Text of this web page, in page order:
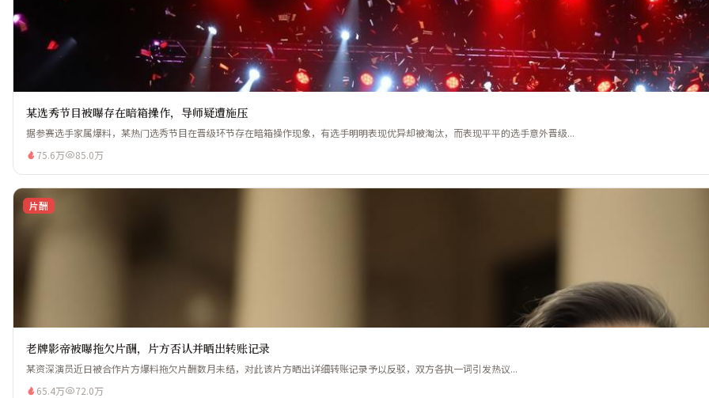
某选秀节目被曝存在暗箱操作，导师疑遭施压
据参赛选手家属爆料，某热门选秀节目在晋级环节存在暗箱操作现象，有选手明明表现优异却被淘汰，而表现平平的选手意外晋级...
75.6万
85.0万
片酬
老牌影帝被曝拖欠片酬，片方否认并晒出转账记录
某资深演员近日被合作片方爆料拖欠片酬数月未结，对此该片方晒出详细转账记录予以反驳，双方各执一词引发热议...
65.4万
72.0万